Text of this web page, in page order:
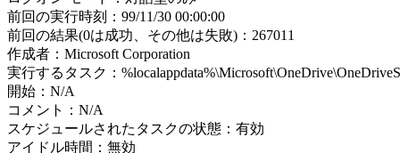
前回の実行時刻：99/11/30 00:00:00
前回の結果(0は成功、その他は失敗)：267011
作成者：Microsoft Corporation
実行するタスク：
開始：N/A
コメント：N/A
スケジュールされたタスクの状態：有効
アイドル時間：無効